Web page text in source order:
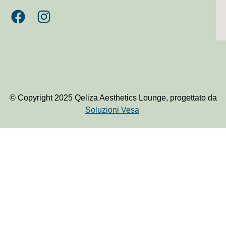
© Copyright 2025 Qeliza Aesthetics Lounge, progettato da
Soluzioni Vesa